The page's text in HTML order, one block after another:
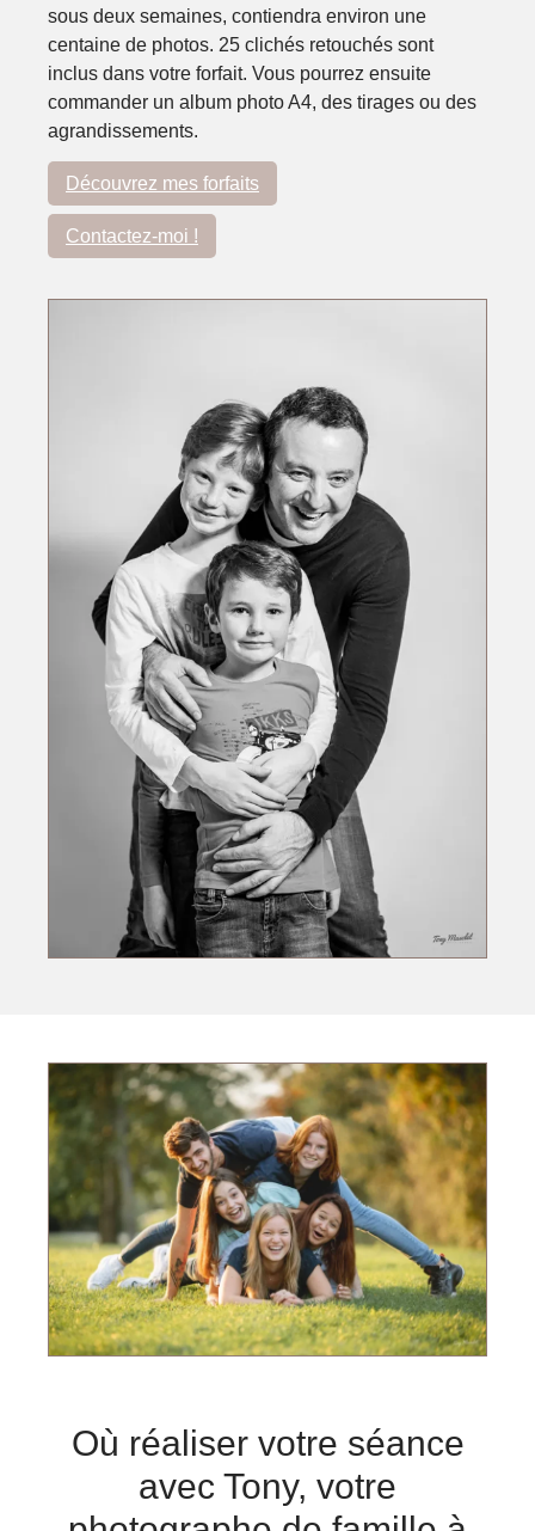
sous deux semaines, contiendra environ une
centaine de photos. 25 clichés retouchés sont
inclus dans votre forfait. Vous pourrez ensuite
commander un album photo A4, des tirages ou des
agrandissements.
Découvrez mes forfaits
Contactez-moi !
Où réaliser votre séance
avec Tony, votre